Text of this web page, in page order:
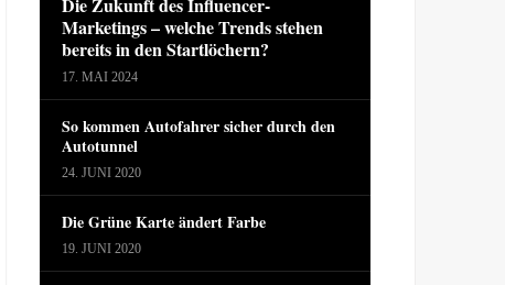
Marketings – welche Trends stehen
bereits in den Startlöchern?
17. MAI 2024
So kommen Autofahrer sicher durch den
Autotunnel
24. JUNI 2020
Die Grüne Karte ändert Farbe
19. JUNI 2020